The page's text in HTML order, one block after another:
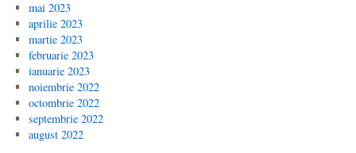
mai 2023
aprilie 2023
martie 2023
februarie 2023
ianuarie 2023
noiembrie 2022
octombrie 2022
septembrie 2022
august 2022